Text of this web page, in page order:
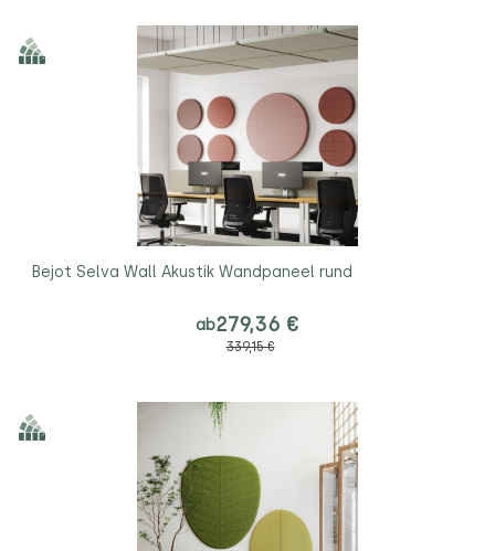
Bejot Selva Wall Akustik Wandpaneel rund
ab279,36 €
339,15 €